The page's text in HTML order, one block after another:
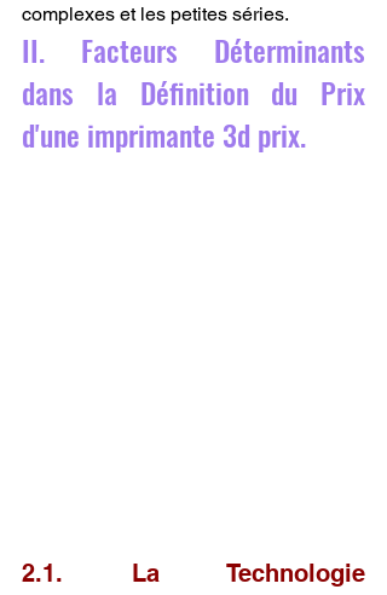
complexes et les petites séries.
II. Facteurs Déterminants
dans la Définition du Prix
d'une imprimante 3d prix.
2.1. La Technologie